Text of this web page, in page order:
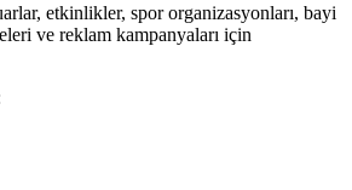
etkinlikler, spor organizasyonları, bayi
ve reklam kampanyaları için